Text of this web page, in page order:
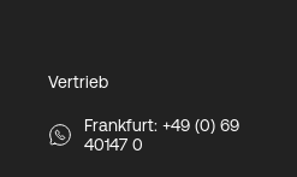
Vertrieb
Frankfurt: +49 (0) 69
40147 0